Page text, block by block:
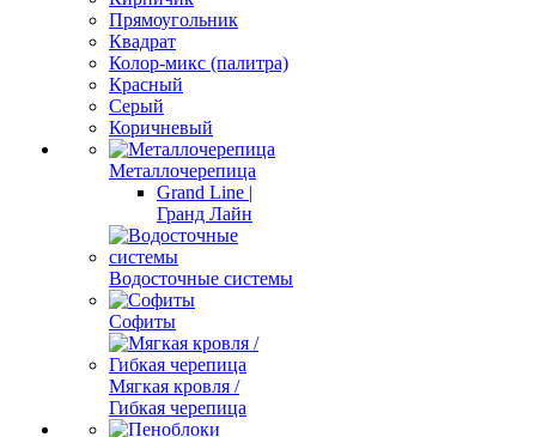
Прямоугольник
Квадрат
Колор-микс (палитра)
Красный
Серый
Коричневый
Металлочерепица
Grand Line |
Гранд Лайн
Водосточные системы
Софиты
Мягкая кровля /
Гибкая черепица